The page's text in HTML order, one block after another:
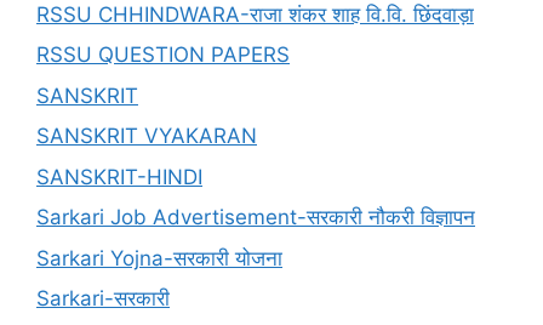
RSSU CHHINDWARA-राजा शंकर शाह वि.वि. छिंदवाड़ा
RSSU QUESTION PAPERS
SANSKRIT
SANSKRIT VYAKARAN
SANSKRIT-HINDI
Sarkari Job Advertisement-सरकारी नौकरी विज्ञापन
Sarkari Yojna-सरकारी योजना
Sarkari-सरकारी